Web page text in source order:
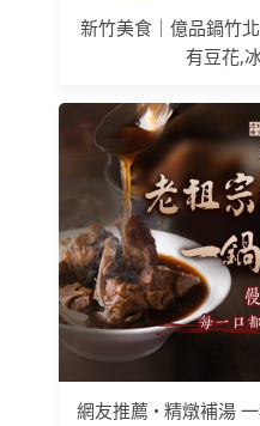
新竹美食｜億品鍋竹
有豆花,
網友推薦 • 精燉補湯